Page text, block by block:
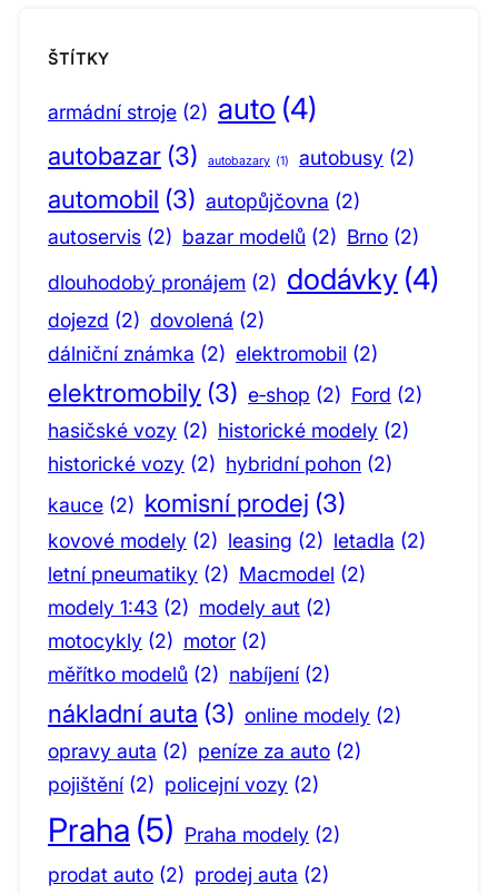
ŠTÍTKY
armádní stroje (2) auto (4)
autobazar (3) autobazary (1) autobusy (2)
automobil (3) autopůjčovna (2)
autoservis (2) bazar modelů (2) Brno (2)
dlouhodobý pronájem (2) dodávky (4)
dojezd (2) dovolená (2)
dálniční známka (2) elektromobil (2)
elektromobily (3) e‑shop (2) Ford (2)
hasičské vozy (2) historické modely (2)
historické vozy (2) hybridní pohon (2)
kauce (2) komisní prodej (3)
kovové modely (2) leasing (2) letadla (2)
letní pneumatiky (2) Macmodel (2)
modely 1:43 (2) modely aut (2)
motocykly (2) motor (2)
měřítko modelů (2) nabíjení (2)
nákladní auta (3) online modely (2)
opravy auta (2) peníze za auto (2)
pojištění (2) policejní vozy (2)
Praha (5) Praha modely (2)
prodat auto (2) prodej auta (2)